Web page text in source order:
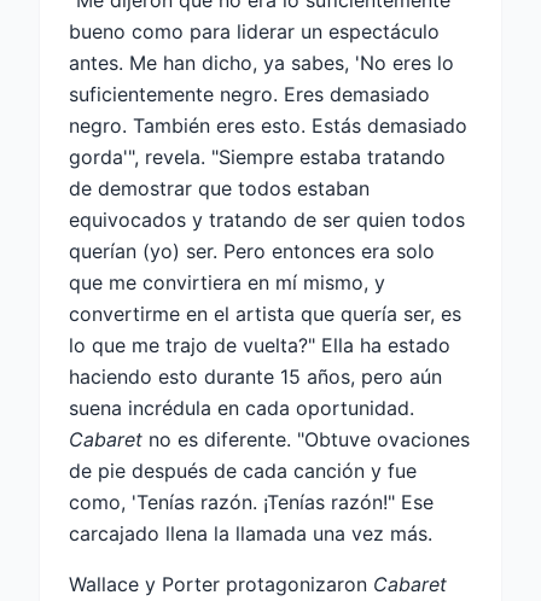
bueno como para liderar un espectáculo
antes. Me han dicho, ya sabes, 'No eres lo
suficientemente negro. Eres demasiado
negro. También eres esto. Estás demasiado
gorda'", revela. "Siempre estaba tratando
de demostrar que todos estaban
equivocados y tratando de ser quien todos
querían (yo) ser. Pero entonces era solo
que me convirtiera en mí mismo, y
convertirme en el artista que quería ser, es
lo que me trajo de vuelta?" Ella ha estado
haciendo esto durante 15 años, pero aún
suena incrédula en cada oportunidad.
Cabaret no es diferente. "Obtuve ovaciones
de pie después de cada canción y fue
como, 'Tenías razón. ¡Tenías razón!" Ese
carcajado llena la llamada una vez más.
Wallace y Porter protagonizaron Cabaret